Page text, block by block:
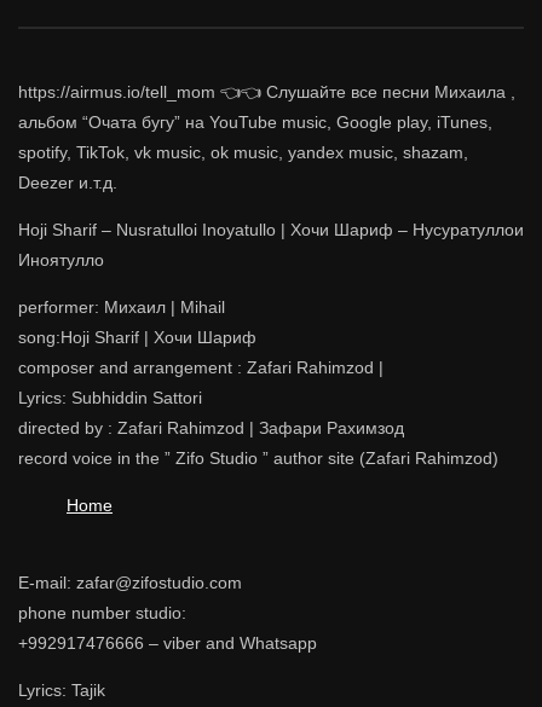
https://airmus.io/tell_mom 👈👈 Слушайте все песни Михаила ,
альбом “Очата бугу” на YouTube music, Google play, iTunes,
spotify, TikTok, vk music, ok music, yandex music, shazam,
Deezer и.т.д.
Hoji Sharif – Nusratulloi Inoyatullo | Хочи Шариф – Нусуратуллои
Иноятулло
performer: Михаил | Mihail
song:Hoji Sharif | Хочи Шариф
composer and arrangement : Zafari Rahimzod |
Lyrics: Subhiddin Sattori
directed by : Zafari Rahimzod | Зафари Рахимзод
record voice in the ” Zifo Studio ” author site (Zafari Rahimzod)
Home
E-mail: zafar@zifostudio.com
phone number studio:
+992917476666 – viber and Whatsapp
Lyrics: Tajik